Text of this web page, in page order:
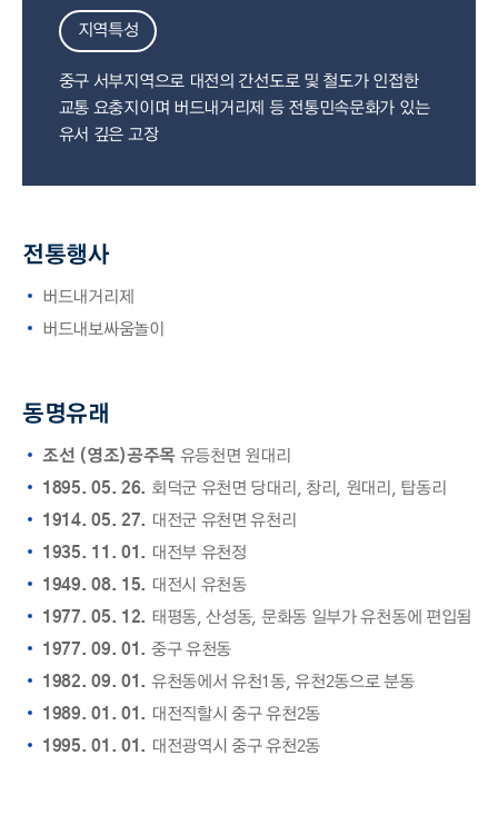
지역특성
중구 서부지역으로 대전의 간선도로 및 철도가 인접한
교통 요충지이며 버드내거리제 등 전통민속문화가 있는
유서 깊은 고장
전통행사
버드내거리제
버드내보싸움놀이
동명유래
조선 (영조)공주목 유등천면 원대리
1895. 05. 26. 회덕군 유천면 당대리, 창리, 원대리, 탑동리
1914. 05. 27. 대전군 유천면 유천리
1935. 11. 01. 대전부 유천정
1949. 08. 15. 대전시 유천동
1977. 05. 12. 태평동, 산성동, 문화동 일부가 유천동에 편입됨
1977. 09. 01. 중구 유천동
1982. 09. 01. 유천동에서 유천1동, 유천2동으로 분동
1989. 01. 01. 대전직할시 중구 유천2동
1995. 01. 01. 대전광역시 중구 유천2동